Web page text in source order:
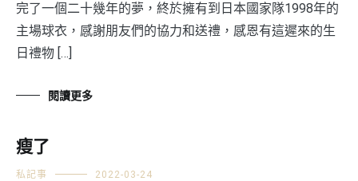
完了一個二十幾年的夢，終於擁有到日本國家隊1998年的
主場球衣，感謝朋友們的協力和送禮，感恩有這遲來的生
日禮物 […]
閱讀更多
瘦了
私記事 2022-03-24